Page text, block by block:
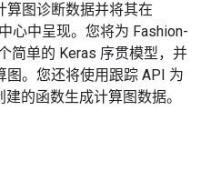
算图诊断数据并将其在
心中呈现。您将为 Fashion-
简单的 Keras 序贯模型，并
。您还将使用跟踪 API 为
建的函数生成计算图数据。